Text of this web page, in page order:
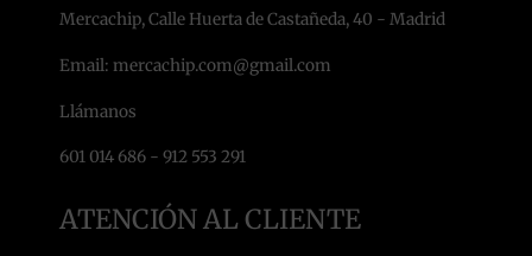
Mercachip, Calle Huerta de Castañeda, 40 - Madrid
Email: mercachip.com@gmail.com
Llámanos
601 014 686 - 912 553 291
ATENCIÓN AL CLIENTE